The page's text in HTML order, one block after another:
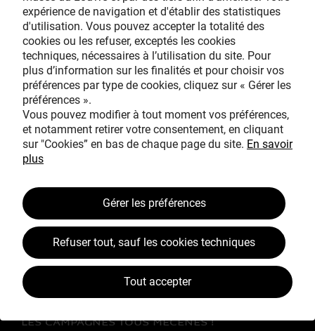
Avec le mécénat
exceptionnel de
TOUS MÉCÈNES !
L’ŒUVRE À LA LOUPE
JEAN SIMEON CHARDIN
VOS CONTREPARTIES
ACTUALITÉS
LES CAMPAGNES TOUS MÉCÈNES !
expérience de navigation et d'établir des statistiques
d'utilisation. Vous pouvez accepter la totalité des
cookies ou les refuser, exceptés les cookies
techniques, nécessaires à l’utilisation du site. Pour
plus d’information sur les finalités et pour choisir vos
préférences par type de cookies, cliquez sur « Gérer les
préférences ».
Vous pouvez modifier à tout moment vos préférences,
et notamment retirer votre consentement, en cliquant
sur "Cookies” en bas de chaque page du site. En savoir
plus
Gérer les préférences
Refuser tout, sauf les cookies techniques
Tout accepter